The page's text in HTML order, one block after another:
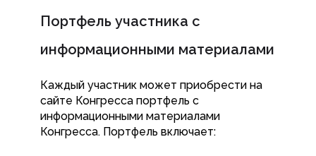
Портфель участника с
информационными материалами
Каждый участник может приобрести на
сайте Конгресса портфель с
информационными материалами
Конгресса. Портфель включает: